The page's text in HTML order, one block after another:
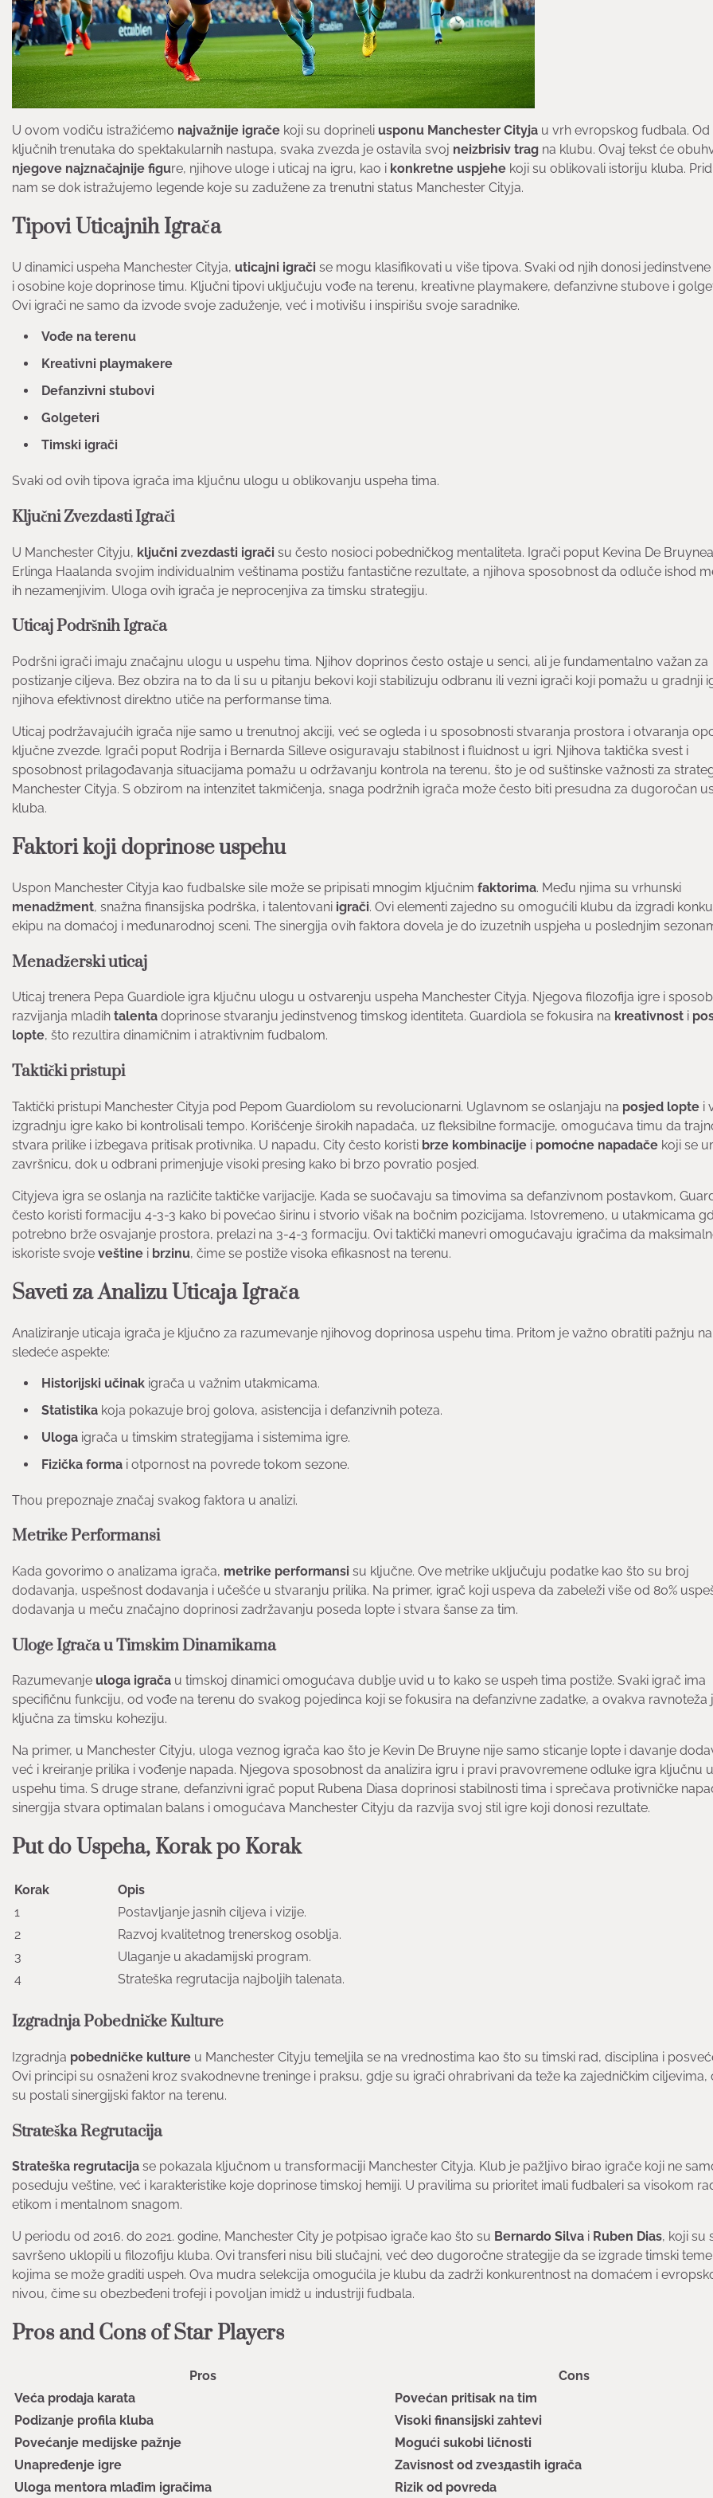
U ovom vodiču istražićemo najvažnije igrače koji su doprineli usponu Manchester Cityja u vrh evropskog fudbala. Od
ključnih trenutaka do spektakularnih nastupa, svaka zvezda je ostavila svoj neizbrisiv trag na klubu. Ovaj tekst će
njegove najznačajnije figure, njihove uloge i uticaj na igru, kao i konkretne uspjehe koji su oblikovali istoriju kluba.
nam se dok istražujemo legende koje su zadužene za trenutni status Manchester Cityja.
Tipovi Uticajnih Igrača
U dinamici uspeha Manchester Cityja, uticajni igrači se mogu klasifikovati u više tipova. Svaki od njih donosi
i osobine koje doprinose timu. Ključni tipovi uključuju vođe na terenu, kreativne playmakere, defanzivne stubove i
Ovi igrači ne samo da izvode svoje zaduženje, već i motivišu i inspirišu svoje saradnike.
Vođe na terenu
Kreativni playmakere
Defanzivni stubovi
Golgeteri
Timski igrači
Svaki od ovih tipova igrača ima ključnu ulogu u oblikovanju uspeha tima.
Ključni Zvezdasti Igrači
U Manchester Cityju, ključni zvezdasti igrači su često nosioci pobedničkog mentaliteta. Igrači poput Kevina De
Erlinga Haalanda svojim individualnim veštinama postižu fantastične rezultate, a njihova sposobnost da odluče ishod
ih nezamenjivim. Uloga ovih igrača je neprocenjiva za timsku strategiju.
Uticaj Podršnih Igrača
Podršni igrači imaju značajnu ulogu u uspehu tima. Njihov doprinos često ostaje u senci, ali je fundamentalno važan za
postizanje ciljeva. Bez obzira na to da li su u pitanju bekovi koji stabilizuju odbranu ili vezni igrači koji pomažu u gradnji
njihova efektivnost direktno utiče na performanse tima.
Uticaj podržavajućih igrača nije samo u trenutnoj akciji, već se ogleda i u sposobnosti stvaranja prostora i otvaranja
ključne zvezde. Igrači poput Rodrija i Bernarda Silleve osiguravaju stabilnost i fluidnost u igri. Njihova taktička svest i
sposobnost prilagođavanja situacijama pomažu u održavanju kontrola na terenu, što je od suštinske važnosti za
Manchester Cityja. S obzirom na intenzitet takmičenja, snaga podržnih igrača može često biti presudna za dugoročan
kluba.
Faktori koji doprinose uspehu
Uspon Manchester Cityja kao fudbalske sile može se pripisati mnogim ključnim faktorima. Među njima su vrhunski
menadžment, snažna finansijska podrška, i talentovani igrači. Ovi elementi zajedno su omogućili klubu da izgradi
ekipu na domaćoj i međunarodnoj sceni. The sinergija ovih faktora dovela je do izuzetnih uspjeha u poslednjim
Menadžerski uticaj
Uticaj trenera Pepa Guardiole igra ključnu ulogu u ostvarenju uspeha Manchester Cityja. Njegova filozofija igre i
razvijanja mladih talenta doprinose stvaranju jedinstvenog timskog identiteta. Guardiola se fokusira na kreativnost i
lopte, što rezultira dinamičnim i atraktivnim fudbalom.
Taktički pristupi
Taktički pristupi Manchester Cityja pod Pepom Guardiolom su revolucionarni. Uglavnom se oslanjaju na posjed lopte i
izgradnju igre kako bi kontrolisali tempo. Korišćenje širokih napadača, uz fleksibilne formacije, omogućava timu da
stvara prilike i izbegava pritisak protivnika. U napadu, City često koristi brze kombinacije i pomoćne napadače koji se
završnicu, dok u odbrani primenjuje visoki presing kako bi brzo povratio posjed.
Cityjeva igra se oslanja na različite taktičke varijacije. Kada se suočavaju sa timovima sa defanzivnom postavkom,
često koristi formaciju 4-3-3 kako bi povećao širinu i stvorio višak na bočnim pozicijama. Istovremeno, u utakmicama
potrebno brže osvajanje prostora, prelazi na 3-4-3 formaciju. Ovi taktički manevri omogućavaju igračima da
iskoriste svoje veštine i brzinu, čime se postiže visoka efikasnost na terenu.
Saveti za Analizu Uticaja Igrača
Analiziranje uticaja igrača je ključno za razumevanje njihovog doprinosa uspehu tima. Pritom je važno obratiti pažnju na
sledeće aspekte:
Historijski učinak igrača u važnim utakmicama.
Statistika koja pokazuje broj golova, asistencija i defanzivnih poteza.
Uloga igrača u timskim strategijama i sistemima igre.
Fizička forma i otpornost na povrede tokom sezone.
Thou prepoznaje značaj svakog faktora u analizi.
Metrike Performansi
Kada govorimo o analizama igrača, metrike performansi su ključne. Ove metrike uključuju podatke kao što su broj
dodavanja, uspešnost dodavanja i učešće u stvaranju prilika. Na primer, igrač koji uspeva da zabeleži više od 80%
dodavanja u meču značajno doprinosi zadržavanju poseda lopte i stvara šanse za tim.
Uloge Igrača u Timskim Dinamikama
Razumevanje uloga igrača u timskoj dinamici omogućava dublje uvid u to kako se uspeh tima postiže. Svaki igrač ima
specifičnu funkciju, od vođe na terenu do svakog pojedinca koji se fokusira na defanzivne zadatke, a ovakva ravnoteža
ključna za timsku koheziju.
Na primer, u Manchester Cityju, uloga veznog igrača kao što je Kevin De Bruyne nije samo sticanje lopte i davanje
već i kreiranje prilika i vođenje napada. Njegova sposobnost da analizira igru i pravi pravovremene odluke igra ključnu
uspehu tima. S druge strane, defanzivni igrač poput Rubena Diasa doprinosi stabilnosti tima i sprečava protivničke
sinergija stvara optimalan balans i omogućava Manchester Cityju da razvija svoj stil igre koji donosi rezultate.
Put do Uspeha, Korak po Korak
Korak
Opis
1
Postavljanje jasnih ciljeva i vizije.
2
Razvoj kvalitetnog trenerskog osoblja.
3
Ulaganje u akadamijski program.
4
Strateška regrutacija najboljih talenata.
Izgradnja Pobedničke Kulture
Izgradnja pobedničke kulture u Manchester Cityju temeljila se na vrednostima kao što su timski rad, disciplina i
Ovi principi su osnaženi kroz svakodnevne treninge i praksu, gdje su igrači ohrabrivani da teže ka zajedničkim ciljevima,
su postali sinergijski faktor na terenu.
Strateška Regrutacija
Strateška regrutacija se pokazala ključnom u transformaciji Manchester Cityja. Klub je pažljivo birao igrače koji ne
poseduju veštine, već i karakteristike koje doprinose timskoj hemiji. U pravilima su prioritet imali fudbaleri sa visokom
etikom i mentalnom snagom.
U periodu od 2016. do 2021. godine, Manchester City je potpisao igrače kao što su Bernardo Silva i Ruben Dias, koji su
savršeno uklopili u filozofiju kluba. Ovi transferi nisu bili slučajni, već deo dugoročne strategije da se izgrade timski
kojima se može graditi uspeh. Ova mudra selekcija omogućila je klubu da zadrži konkurentnost na domaćem i
nivou, čime su obezbeđeni trofeji i povoljan imidž u industriji fudbala.
Pros and Cons of Star Players
Pros
Cons
Veća prodaja karata
Povećan pritisak na tim
Podizanje profila kluba
Visoki finansijski zahtevi
Povećanje medijske pažnje
Mogući sukobi ličnosti
Unapređenje igre
Zavisnost od zvездastih igrača
Uloga mentora mlađim igračima
Rizik od povreda